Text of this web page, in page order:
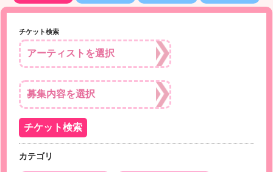
チケット検索
カテゴリ